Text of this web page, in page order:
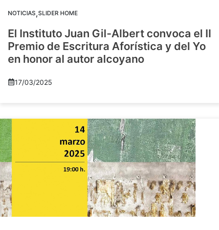
NOTICIAS,SLIDER HOME
El Instituto Juan Gil-Albert convoca el II
Premio de Escritura Aforística y del Yo
en honor al autor alcoyano
17/03/2025